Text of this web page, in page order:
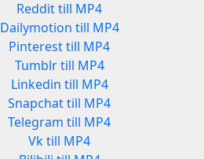
Reddit till MP4
Dailymotion till MP4
Pinterest till MP4
Tumblr till MP4
Linkedin till MP4
Snapchat till MP4
Telegram till MP4
Vk till MP4